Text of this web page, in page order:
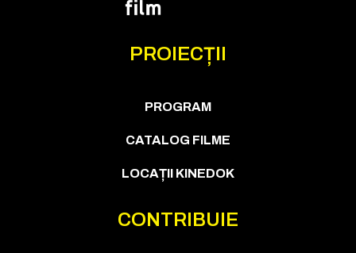
PROIECȚII
PROGRAM
CATALOG FILME
LOCAȚII KINEDOK
CONTRIBUIE